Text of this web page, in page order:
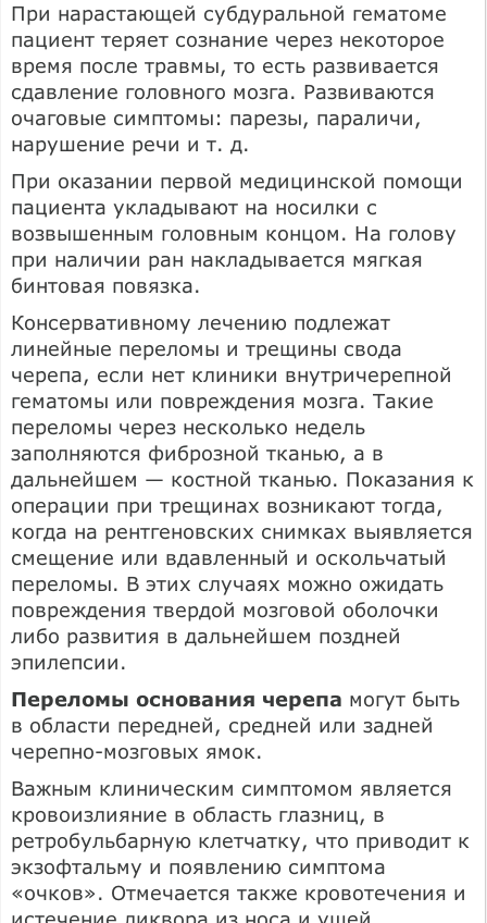
При нарастающей субдуральной гематоме
пациент теряет сознание через некоторое
время после травмы, то есть развивается
сдавление головного мозга. Развиваются
очаговые симптомы: парезы, параличи,
нарушение речи и т. д.
При оказании первой медицинской помощи
пациента укладывают на носилки с
возвышенным головным концом. На голову
при наличии ран накладывается мягкая
бинтовая повязка.
Консервативному лечению подлежат
линейные переломы и трещины свода
черепа, если нет клиники внутричерепной
гематомы или повреждения мозга. Такие
переломы через несколько недель
заполняются фиброзной тканью, а в
дальнейшем — костной тканью. Показания к
операции при трещинах возникают тогда,
когда на рентгеновских снимках выявляется
смещение или вдавленный и оскольчатый
переломы. В этих случаях можно ожидать
повреждения твердой мозговой оболочки
либо развития в дальнейшем поздней
эпилепсии.
Переломы основания черепа могут быть
в области передней, средней или задней
черепно-мозговых ямок.
Важным клиническим симптомом является
кровоизлияние в область глазниц, в
ретробульбарную клетчатку, что приводит к
экзофтальму и появлению симптома
«очков». Отмечается также кровотечения и